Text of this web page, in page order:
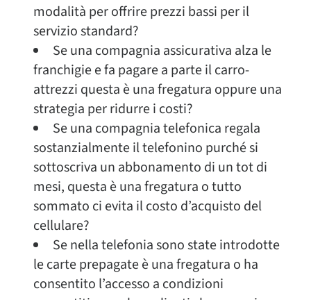
modalità per offrire prezzi bassi per il
servizio standard?
Se una compagnia assicurativa alza le
franchigie e fa pagare a parte il carro-
attrezzi questa è una fregatura oppure una
strategia per ridurre i costi?
Se una compagnia telefonica regala
sostanzialmente il telefonino purché si
sottoscriva un abbonamento di un tot di
mesi, questa è una fregatura o tutto
sommato ci evita il costo d’acquisto del
cellulare?
Se nella telefonia sono state introdotte
le carte prepagate è una fregatura o ha
consentito l’accesso a condizioni